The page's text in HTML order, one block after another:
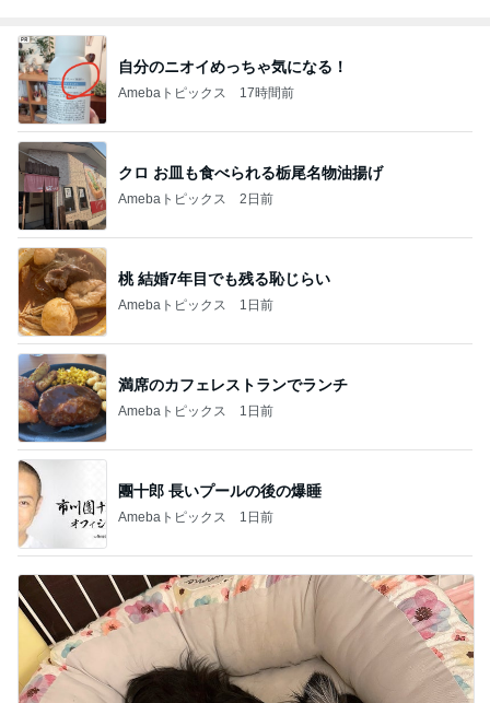
自分のニオイめっちゃ気になる！
Amebaトピックス 17時間前
クロ お皿も食べられる栃尾名物油揚げ
Amebaトピックス 2日前
桃 結婚7年目でも残る恥じらい
Amebaトピックス 1日前
満席のカフェレストランでランチ
Amebaトピックス 1日前
團十郎 長いプールの後の爆睡
Amebaトピックス 1日前